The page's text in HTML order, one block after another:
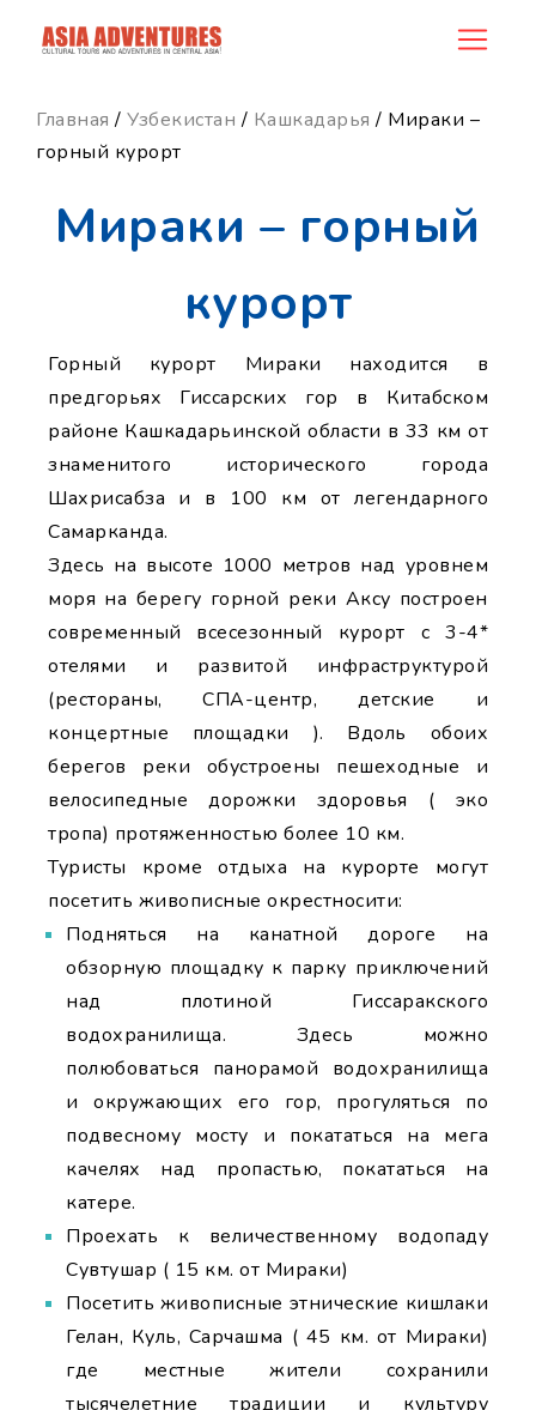
news_id
Главная / Узбекистан / Кашкадарья / Мираки –
горный курорт
Мираки – горный
курорт
Горный курорт Мираки находится в
предгорьях Гиссарских гор в Китабском
районе Кашкадарьинской области в 33 км от
знаменитого исторического города
Шахрисабза и в 100 км от легендарного
Самарканда.
Здесь на высоте 1000 метров над уровнем
моря на берегу горной реки Аксу построен
современный всесезонный курорт с 3-4*
отелями и развитой инфраструктурой
(рестораны, СПА-центр, детские и
концертные площадки ). Вдоль обоих
берегов реки обустроены пешеходные и
велосипедные дорожки здоровья ( эко
тропа) протяженностью более 10 км.
Туристы кроме отдыха на курорте могут
посетить живописные окрестносити:
Подняться на канатной дороге на
обзорную площадку к парку приключений
над плотиной Гиссаракского
водохранилища. Здесь можно
полюбоваться панорамой водохранилища
и окружающих его гор, прогуляться по
подвесному мосту и покататься на мега
качелях над пропастью, покататься на
катере.
Проехать к величественному водопаду
Сувтушар ( 15 км. от Мираки)
Посетить живописные этнические кишлаки
Гелан, Куль, Сарчашма ( 45 км. от Мираки)
где местные жители сохранили
тысячелетние традиции и культуру